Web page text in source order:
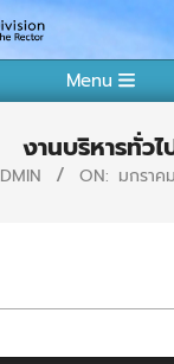
ลัย
Menu
งานบริหารทั่วไ
ON: มกราค